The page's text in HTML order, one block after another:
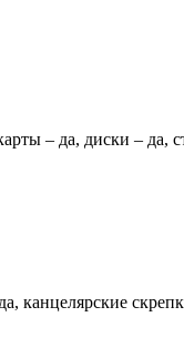
– да, диски – да,
канцелярские